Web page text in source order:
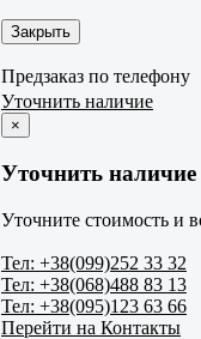
Закрыть
Предзаказ по телефону
Уточнить наличие
×
Уточнить наличие
Уточните стоимость и
Тел: +38(099)252 33 32
Тел: +38(068)488 83 13
Тел: +38(095)123 63 66
Перейти на Контакты